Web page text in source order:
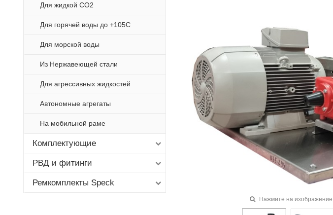
Для жидкой СО2
Для горячей воды до +105С
Для морской воды
Из Нержавеющей стали
Для агрессивных жидкостей
Автономные агрегаты
На мобильной раме
Комплектующие
РВД и фитинги
Ремкомплекты Speck
Нажмите на изображение